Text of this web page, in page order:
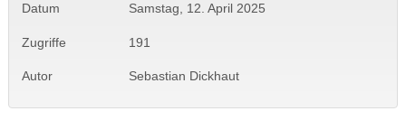
Datum Samstag, 12. April 2025
Zugriffe 191
Autor Sebastian Dickhaut